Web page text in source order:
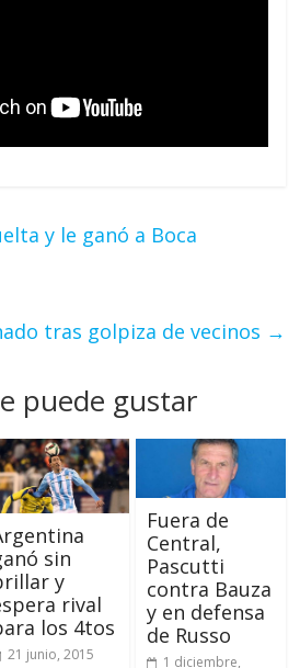
y le ganó a Boca
tras golpiza de vecinos →
puede gustar
sin
y
rival
los 4tos
21 junio, 2015
Fuera de
Central,
Pascutti
contra Bauza
y en defensa
de Russo
1 diciembre,